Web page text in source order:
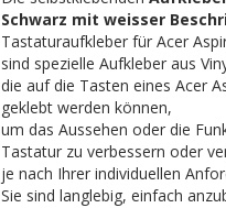
Schwarz mit weisser
Tastaturaufkleber für Acer
sind spezielle Aufkleber aus
die auf die Tasten eines Acer
geklebt werden können,
um das Aussehen oder die
Tastatur zu verbessern oder
je nach Ihrer individuellen
Sie sind langlebig, einfach